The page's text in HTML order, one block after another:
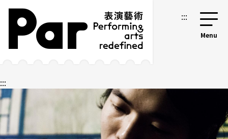
跳到主要內容區塊
網站導覽 :::
:::